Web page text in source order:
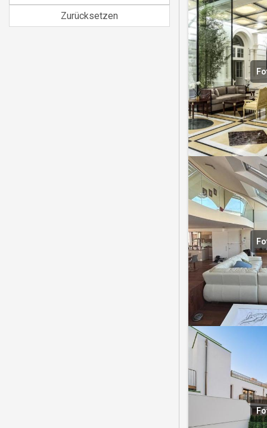
Zurücksetzen